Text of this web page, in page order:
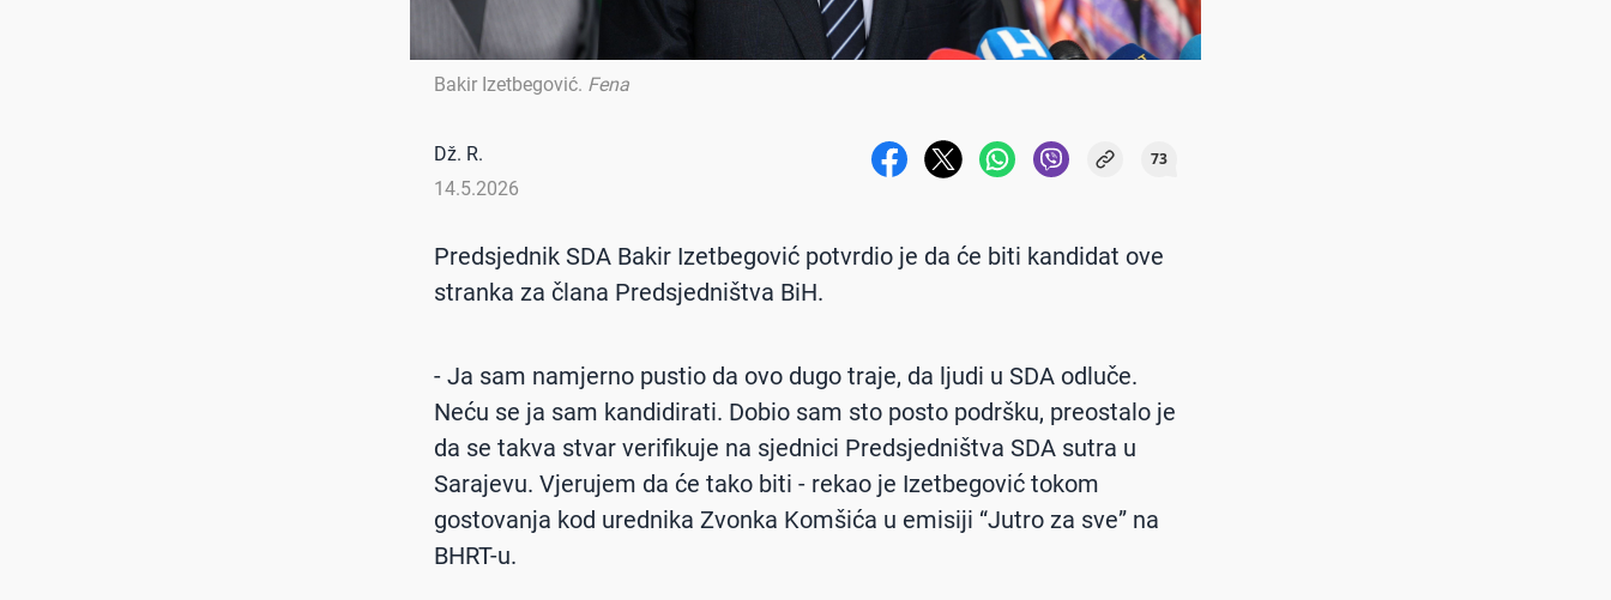
Bakir Izetbegović. Fena
Dž. R.
14.5.2026
73
Predsjednik SDA Bakir Izetbegović potvrdio je da će biti kandidat ove
stranka za člana Predsjedništva BiH.
- Ja sam namjerno pustio da ovo dugo traje, da ljudi u SDA odluče.
Neću se ja sam kandidirati. Dobio sam sto posto podršku, preostalo je
da se takva stvar verifikuje na sjednici Predsjedništva SDA sutra u
Sarajevu. Vjerujem da će tako biti - rekao je Izetbegović tokom
gostovanja kod urednika Zvonka Komšića u emisiji “Jutro za sve” na
BHRT-u.